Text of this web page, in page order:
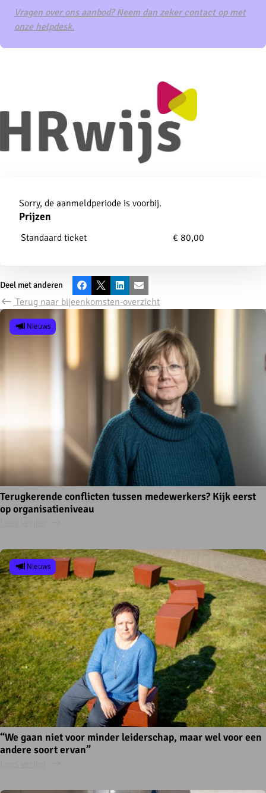
Vragen over ons aanbod? Neem dan zeker contact op met
onze helpdesk.
Aanmelden
Sorry, de aanmeldperiode is voorbij.
Prijzen
Standaard ticket € 80,00
Deel met anderen Facebook
X LinkedInE-mail
Terug naar bijeenkomsten-overzicht
Terugkerende conflicten tussen medewerkers? Kijk eerst
op organisatieniveau
Nieuws
“We gaan niet voor minder leiderschap, maar wel voor een
andere soort ervan”
Nieuws